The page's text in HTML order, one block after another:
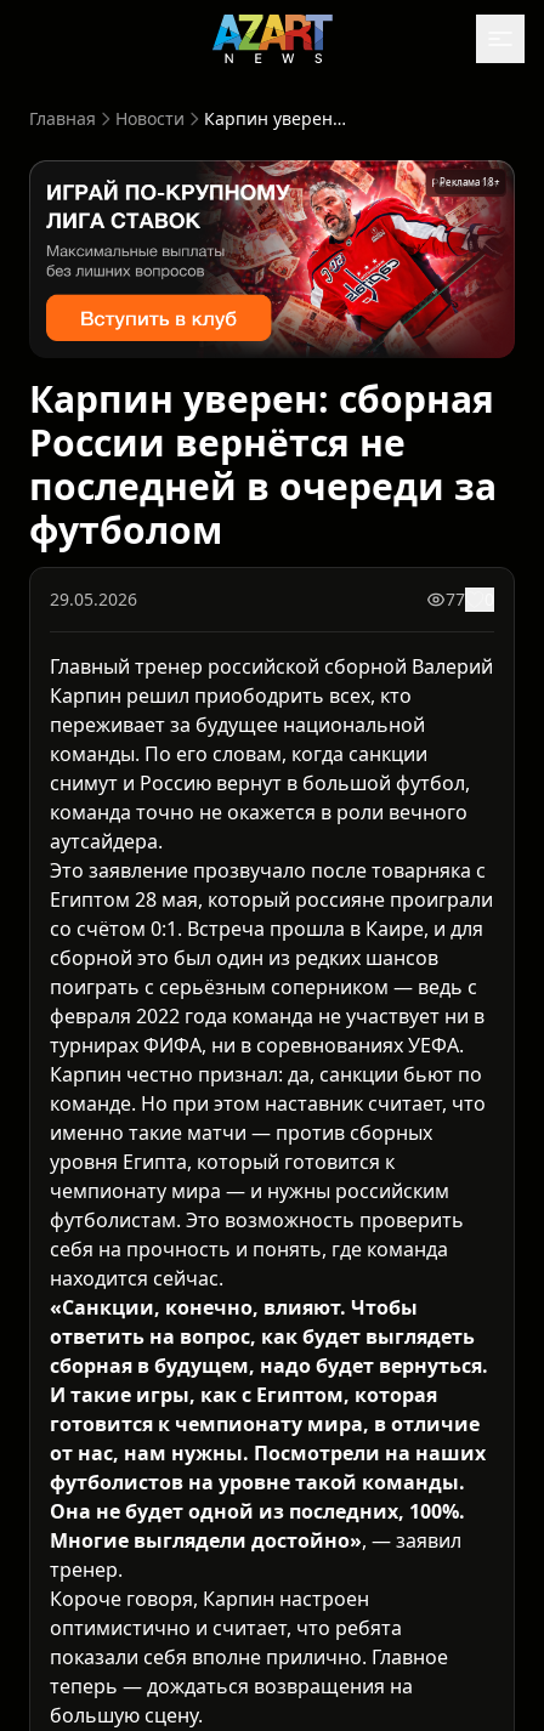
Главная Новости Карпин уверен: сборная России вернётся не последней в очереди за футболом
Реклама 18+
Карпин уверен: сборная
России вернётся не
последней в очереди за
футболом
29.05.2026 77
Главный тренер российской сборной Валерий
Карпин решил приободрить всех, кто
переживает за будущее национальной
команды. По его словам, когда санкции
снимут и Россию вернут в большой футбол,
команда точно не окажется в роли вечного
аутсайдера.
Это заявление прозвучало после товарняка с
Египтом 28 мая, который россияне проиграли
со счётом 0:1. Встреча прошла в Каире, и для
сборной это был один из редких шансов
поиграть с серьёзным соперником — ведь с
февраля 2022 года команда не участвует ни в
турнирах ФИФА, ни в соревнованиях УЕФА.
Карпин честно признал: да, санкции бьют по
команде. Но при этом наставник считает, что
именно такие матчи — против сборных
уровня Египта, который готовится к
чемпионату мира — и нужны российским
футболистам. Это возможность проверить
себя на прочность и понять, где команда
находится сейчас.
«Санкции, конечно, влияют. Чтобы
ответить на вопрос, как будет выглядеть
сборная в будущем, надо будет вернуться.
И такие игры, как с Египтом, которая
готовится к чемпионату мира, в отличие
от нас, нам нужны. Посмотрели на наших
футболистов на уровне такой команды.
Она не будет одной из последних, 100%.
Многие выглядели достойно», — заявил
тренер.
Короче говоря, Карпин настроен
оптимистично и считает, что ребята
показали себя вполне прилично. Главное
теперь — дождаться возвращения на
большую сцену.